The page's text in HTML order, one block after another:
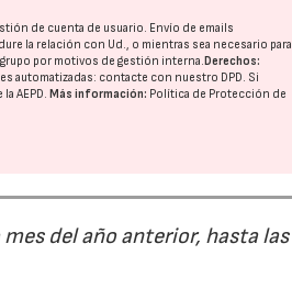
de cuenta de usuario. Envío de emails
la relación con Ud., o mientras sea necesario para
por motivos de gestión interna.Derechos:
automatizadas: contacte con nuestro DPD. Si
laAEPD.Más información: Política de Protección de
del año anterior, hasta las